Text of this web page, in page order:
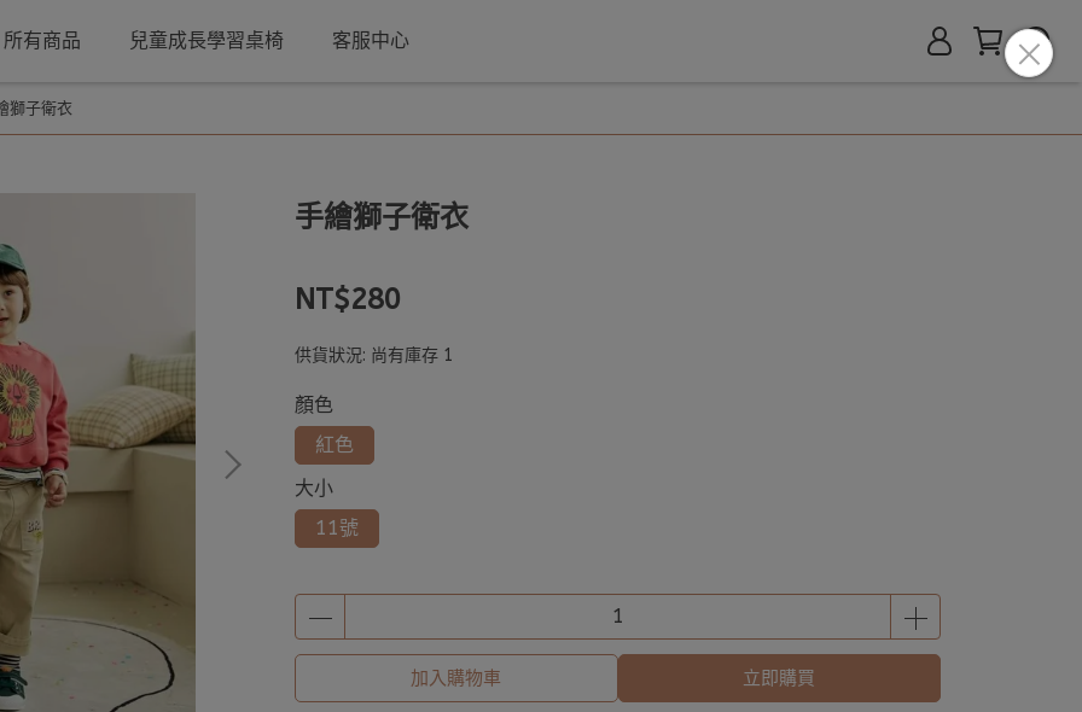
所有商品 兒童成長學習桌椅 客服中心
獅子衛衣
手繪獅子衛衣
NT$280
供貨狀況: 尚有庫存 1
顏色
紅色
大小
11號
加入購物車 立即購買